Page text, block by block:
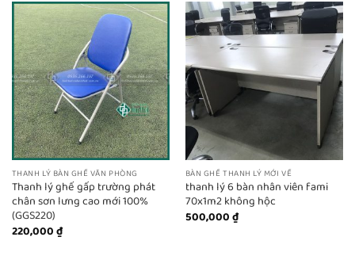
THANH LÝ BÀN GHẾ VĂN PHÒNG
Thanh lý ghế gấp trường phát
chân sơn lưng cao mới 100%
(GGS220)
220,000₫
BÀN GHẾ THANH LÝ MỚI VỀ
thanh lý 6 bàn nhân viên fami
70x1m2 không hộc
500,000₫